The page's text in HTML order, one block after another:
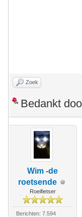
Zoek
Bedankt
Wim -de
roetsende
Roeifietser
Berichten: 7.594